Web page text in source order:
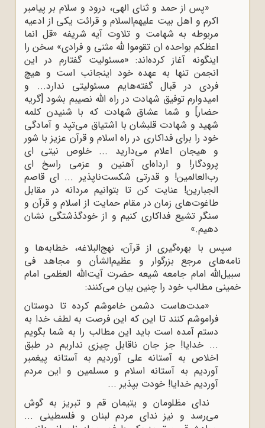
«پس از حمد و ثنای الهی، درود و سلام بر پیامبر
اکرم و اهل بیت علیهم‌السلام و قرائت یکی از ادعیه
مربوطه به شهامت و تلاوت آیه شریفه «قل انما
اعظکم بواحده ان تقوموا لله مثنی و فرادی» سخن را
اینگونه آغاز کرده‌اند: «مسئولیت گفتارم در این
انجمن تنها به عهده خود اینجانب است و هیچ
فردی در قبال گفته‌هایم مسئولیتی ندارد... و
امیدوارم توفیق شهادت در راه الله نصیبم بشود [گریه
حضار] و شما عشاق شهادت که با شنیدن کلمه
شهید و شهادت قلبشان با اشتیاق می‌تپد و آمادگی
خود را برای فداکاری در راه اسلام و قرآن عزیز با شور
و هیجان اعلام می‌دارید ... خلوص نیتی‌ ای
پرودگار! و ارداه‌ای آهنین و عزمی راسخ ای
رب‌العالمین! و قدرتی شکست‌ناپذیر ... ای قاصم
الجبارین! عنایت کن تا بتوانیم مردانه در مقابل
طاغوت‌های زمان در مقام حمایت از اسلام و قرآن و
سنگر تشیع فداکاری‌ کنیم و از خودگذشتگی نشان
دهیم.»
سپس با بهره‌گیری از قرآن، نهج‌البلاغه، خطابه‌ها و
نامه‌های مرجع بزرگوار و عظیم‌الشأن و مجاهد فی
سبیل‌الله امام جامعه شیعه حضرت آیت‌الله العظمی امام
خمینی مطالب خود را چنین بیان می‌کنند:
«مدت‌هاست دشمن خاموشم کرده تا دوستان
فراموشم کنند تا این که این فرصت به لطف خدا به
دستم آمده است باید این مطالب را به شما بگویم
... خدایا! جز جان ناقابل چیزی نداریم در طبق
اخلاص به آستانه علی آوردیم به آستانه پیغمبر
آوردیم به آستانه اسلام و مسلمین و این مردم
آوردیم خدایا! خودت بپذیر ...
ندای مظلومان و یتیمان قم و تبریز به گوش
می‌رسد و نیز ندای مردم لبنان و فلسطینی ...